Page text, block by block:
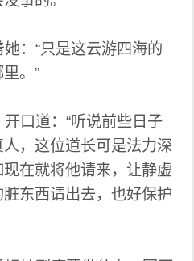
：“只是这云游四海的
。”
口道：“听说前些日子
，这位道长可是法力深
在就将他请来，让静虚
东西请出去，也好保护